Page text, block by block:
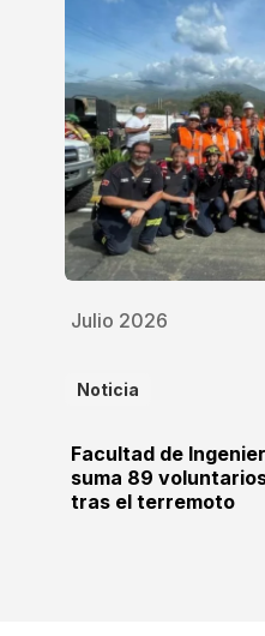
Julio 2026
Noticia
Facultad de
suma 89
tras el terremoto